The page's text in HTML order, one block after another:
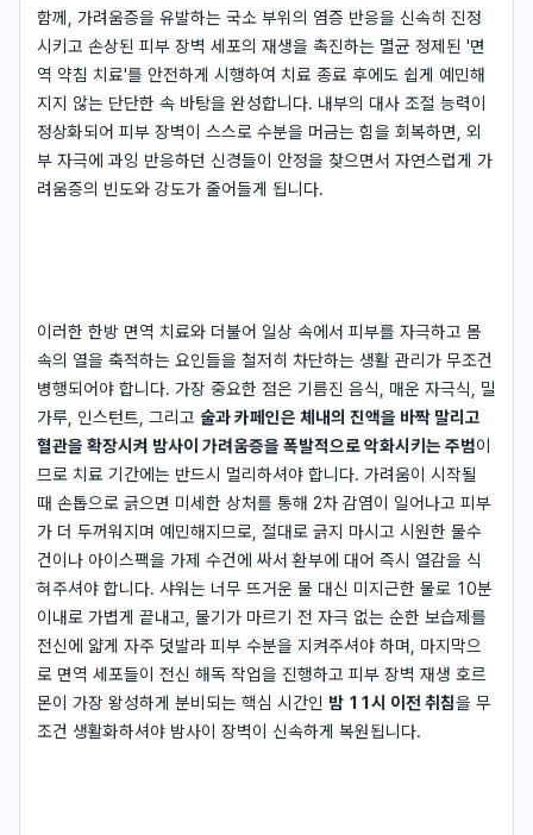
함께, 가려움증을 유발하는 국소 부위의 염증 반응을 신속히 진정
시키고 손상된 피부 장벽 세포의 재생을 촉진하는 멸균 정제된 '면
역 약침 치료'를 안전하게 시행하여 치료 종료 후에도 쉽게 예민해
지지 않는 단단한 속 바탕을 완성합니다. 내부의 대사 조절 능력이
정상화되어 피부 장벽이 스스로 수분을 머금는 힘을 회복하면, 외
부 자극에 과잉 반응하던 신경들이 안정을 찾으면서 자연스럽게 가
려움증의 빈도와 강도가 줄어들게 됩니다.
이러한 한방 면역 치료와 더불어 일상 속에서 피부를 자극하고 몸
속의 열을 축적하는 요인들을 철저히 차단하는 생활 관리가 무조건
병행되어야 합니다. 가장 중요한 점은 기름진 음식, 매운 자극식, 밀
가루, 인스턴트, 그리고 술과 카페인은 체내의 진액을 바짝 말리고
혈관을 확장시켜 밤사이 가려움증을 폭발적으로 악화시키는 주범이
므로 치료 기간에는 반드시 멀리하셔야 합니다. 가려움이 시작될
때 손톱으로 긁으면 미세한 상처를 통해 2차 감염이 일어나고 피부
가 더 두꺼워지며 예민해지므로, 절대로 긁지 마시고 시원한 물수
건이나 아이스팩을 가제 수건에 싸서 환부에 대어 즉시 열감을 식
혀주셔야 합니다. 샤워는 너무 뜨거운 물 대신 미지근한 물로 10분
이내로 가볍게 끝내고, 물기가 마르기 전 자극 없는 순한 보습제를
전신에 얇게 자주 덧발라 피부 수분을 지켜주셔야 하며, 마지막으
로 면역 세포들이 전신 해독 작업을 진행하고 피부 장벽 재생 호르
몬이 가장 왕성하게 분비되는 핵심 시간인 밤 11시 이전 취침을 무
조건 생활화하셔야 밤사이 장벽이 신속하게 복원됩니다.